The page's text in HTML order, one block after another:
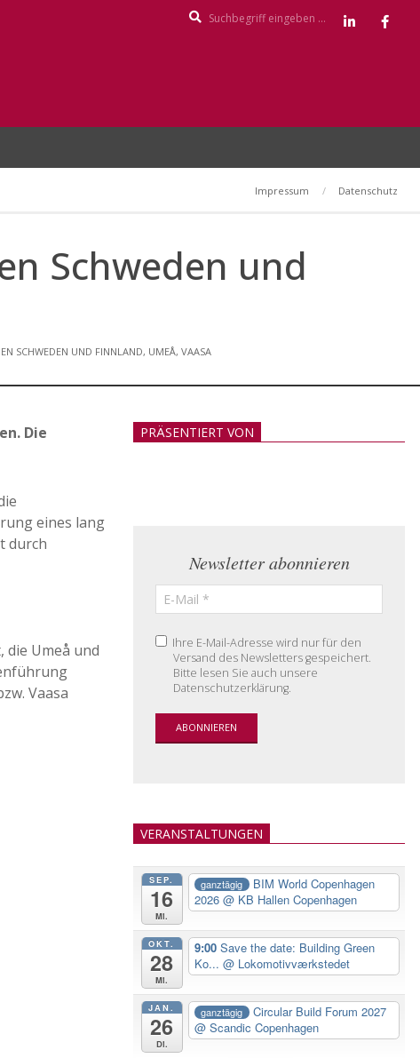
Impressum Datenschutz
Schweden und
SCHWEDEN UND FINNLAND, UMEÅ, VAASA
Die
eines lang
durch
Umeå und
Vaasa
PRÄSENTIERT VON
Newsletter abonnieren
Ihre E-Mail-Adresse wird nur für den
Versand des Newsletters gespeichert.
Bitte lesen Sie auch unsere
Datenschutzerklärung.
VERANSTALTUNGEN
SEP.
16
Mi.
ganztägig
BIM World Copenhagen
2026 @ KB Hallen Copenhagen
OKT.
28
Mi.
9:00 Save the date: Building Green
Ko... @ Lokomotivværkstedet
JAN.
26
Di.
ganztägig
Circular Build Forum 2027
@ Scandic Copenhagen